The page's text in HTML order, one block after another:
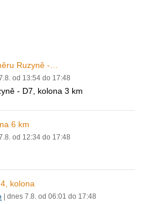
Ruzyně -…
od 13:54 do 17:48
- D7, kolona 3 km
6 km
od 12:34 do 17:48
kolona
| dnes 7.8. od 06:01 do 17:48